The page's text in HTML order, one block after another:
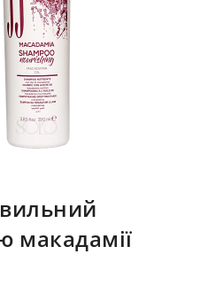
макадамії